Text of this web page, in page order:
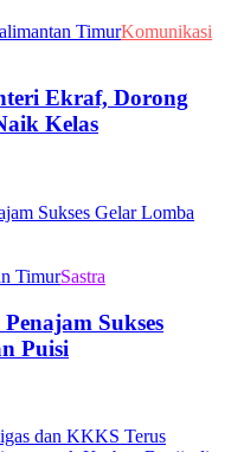
TimurKomunikasi
Ekraf, Dorong
Kelas
TimurSastra
Sukses
Puisi